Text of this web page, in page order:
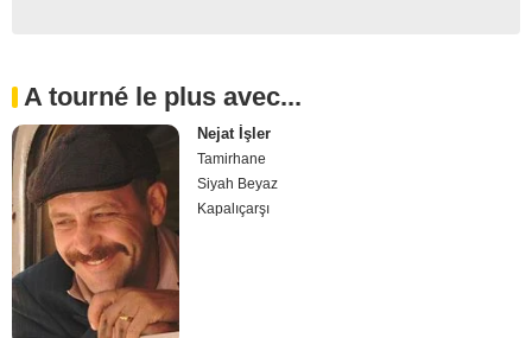
A tourné le plus avec...
Nejat İşler
Tamirhane
Siyah Beyaz
Kapalıçarşı